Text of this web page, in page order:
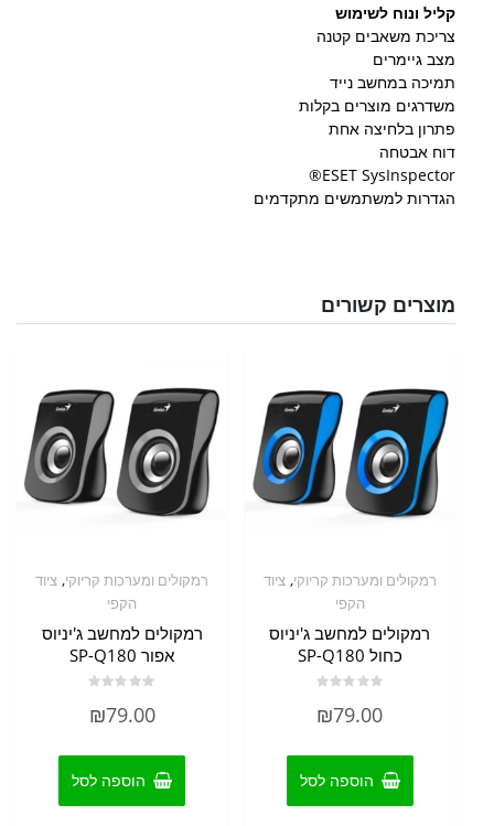
קליל ונוח לשימוש
צריכת משאבים קטנה
מצב גיימרים
תמיכה במחשב נייד
משדרגים מוצרים בקלות
פתרון בלחיצה אחת
דוח אבטחה
ESET SysInspector®
הגדרות למשתמשים מתקדמים
מוצרים קשורים
רמקולים ומערכות קריוקי,ציוד
הקפי
רמקולים למחשב ג'יניוס
כחול SP-Q180
0
₪79.00
הוספה לסל
רמקולים ומערכות קריוקי, ציוד
הקפי
רמקולים למחשב ג'יניוס
אפור SP-Q180
0
₪79.00
הוספה לסל